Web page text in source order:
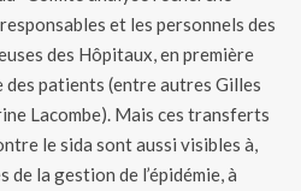
et les personnels des
des Hôpitaux, en première
des patients (entre autres Gilles
Lacombe). Mais ces transferts
le sida sont aussi visibles à,
la gestion de l’épidémie, à